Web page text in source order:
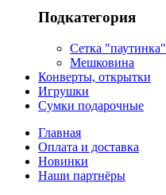
Подкатегория
Сетка "паутинка"
Мешковина
Конверты, открытки
Игрушки
Сумки подарочные
Главная
Оплата и доставка
Новинки
Наши партнёры